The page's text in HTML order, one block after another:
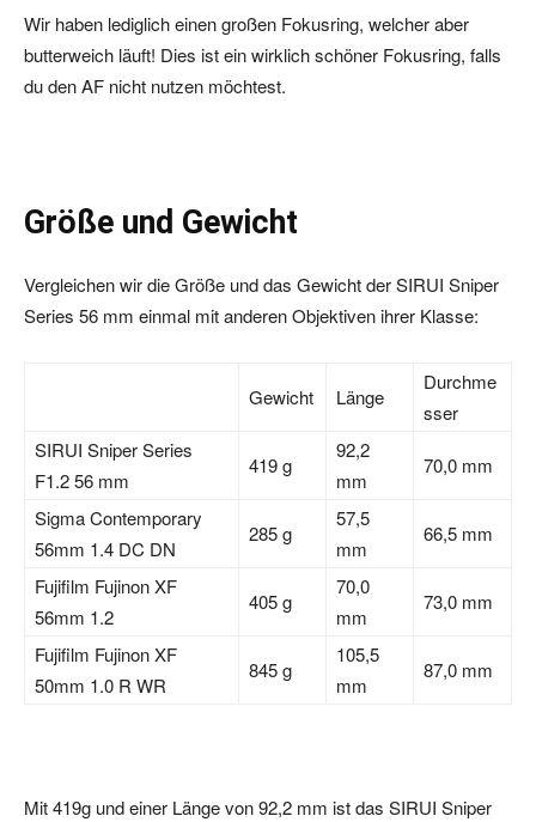
Wir haben lediglich einen großen Fokusring, welcher aber
butterweich läuft! Dies ist ein wirklich schöner Fokusring, falls
du den AF nicht nutzen möchtest.
Größe und Gewicht
Vergleichen wir die Größe und das Gewicht der SIRUI Sniper
Series 56 mm einmal mit anderen Objektiven ihrer Klasse:
Gewicht Länge
Durchme
sser
SIRUI Sniper Series
F1.2 56 mm
419 g
92,2
mm
70,0 mm
Sigma Contemporary
56mm 1.4 DC DN
285 g
57,5
mm
66,5 mm
Fujifilm Fujinon XF
56mm 1.2
405 g
70,0
mm
73,0 mm
Fujifilm Fujinon XF
50mm 1.0 R WR
845 g
105,5
mm
87,0 mm
Mit 419g und einer Länge von 92,2 mm ist das SIRUI Sniper